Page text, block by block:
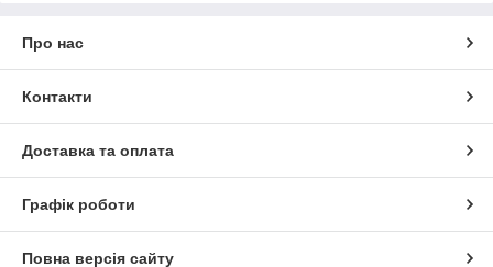
Про нас
Контакти
Доставка та оплата
Графік роботи
Повна версія сайту